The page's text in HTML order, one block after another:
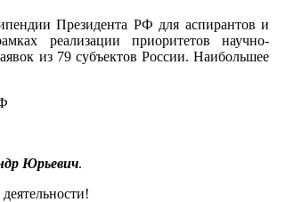
Президента РФ для аспирантов и
реализации приоритетов научно-
из 79 субъектов России. Наибольшее
Юрьевич.